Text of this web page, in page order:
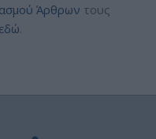
Άρθρων τους
εδώ.